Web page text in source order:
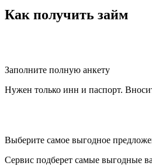
Как получить займ
Заполните полную анкету
Нужен только инн и паспорт.
Выберите самое выгодное
Сервис подберет самые выгодные